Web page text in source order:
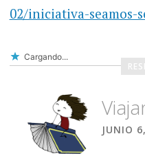
02/iniciativa-seamos-
Cargando...
JUNIO